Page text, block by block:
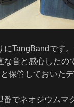
にTangBandです
な音と感心したの
保管しておいた
番でネオジウムマ